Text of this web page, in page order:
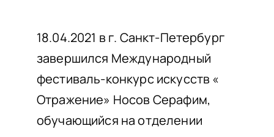
О ПРИЕМЕ
ОБУЧАЮЩИМСЯ
СВЕДЕНИЯ ОБ ОО
КОНТАКТЫ
18.04.2021 в г. Санкт-Петербург
завершился Международный
фестиваль-конкурс искусств «
Отражение» Носов Серафим,
обучающийся на отделении